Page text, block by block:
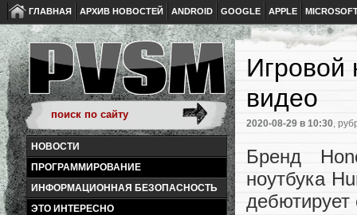
ГЛАВНАЯ АРХИВ НОВОСТЕЙ ANDROID GOOGLE APPLE
НОВОСТИ
ПРОГРАММИРОВАНИЕ
ИНФОРМАЦИОННАЯ БЕЗОПАСНОСТЬ
ЭТО ИНТЕРЕСНО
Игровой
видео
2020-08-29 в 10:30,
Бренд
ноутбука